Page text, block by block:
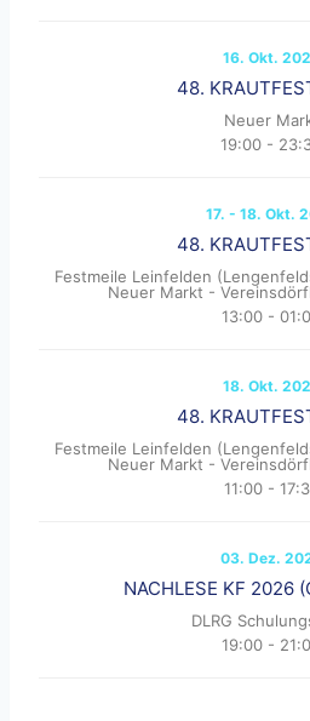
16. Okt.
48.
Neuer
19:00 -
17. - 18. Okt.
48.
Festmeile Leinfelden
Neuer Markt -
13:00 -
18. Okt.
48.
Festmeile Leinfelden
Neuer Markt -
11:00-
03. Dez.
NACHLESE KF 2026
DLRG
19:00 -